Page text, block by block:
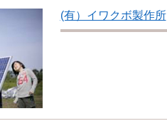
(有）イワクボ製作所